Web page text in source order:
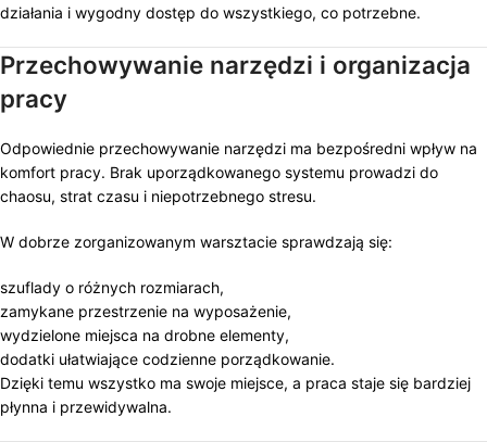
działania i wygodny dostęp do wszystkiego, co potrzebne.
Przechowywanie narzędzi i organizacja
pracy
Odpowiednie przechowywanie narzędzi ma bezpośredni wpływ na
komfort pracy. Brak uporządkowanego systemu prowadzi do
chaosu, strat czasu i niepotrzebnego stresu.
W dobrze zorganizowanym warsztacie sprawdzają się:
szuflady o różnych rozmiarach,
zamykane przestrzenie na wyposażenie,
wydzielone miejsca na drobne elementy,
dodatki ułatwiające codzienne porządkowanie.
Dzięki temu wszystko ma swoje miejsce, a praca staje się bardziej
płynna i przewidywalna.